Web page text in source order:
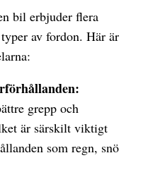
bil erbjuder flera
av fordon. Här är
grepp och
är särskilt viktigt
som regn, snö